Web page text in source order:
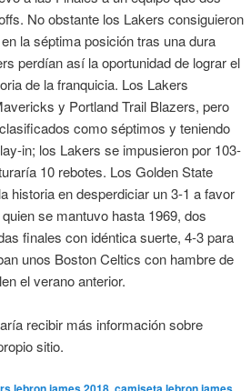
No obstante los Lakers consiguieron
la séptima posición tras una dura
perdían así la oportunidad de lograr el
de la franquicia. Los Lakers
y Portland Trail Blazers, pero
como séptimos y teniendo
in; los Lakers se impusieron por 103-
10 rebotes. Los Golden State
historia en desperdiciar un 3-1 a favor
se mantuvo hasta 1969, dos
finales con idéntica suerte, 4-3 para
unos Boston Celtics con hambre de
el verano anterior.
recibir más información sobre
sitio.